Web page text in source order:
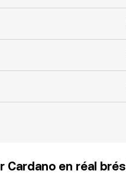
Cardano en réal